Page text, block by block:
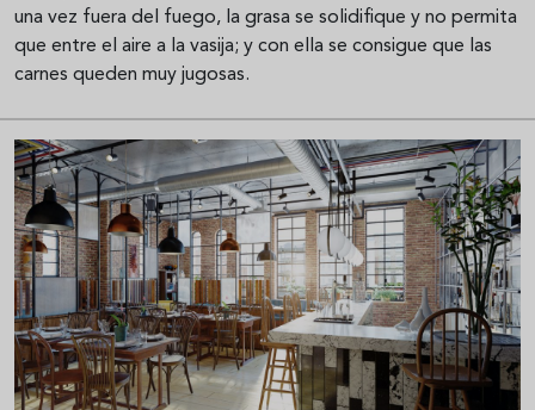
una vez fuera del fuego, la grasa se solidifique y no permita
que entre el aire a la vasija; y con ella se consigue que las
carnes queden muy jugosas.